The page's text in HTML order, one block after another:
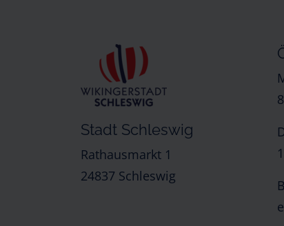
Stadt Schleswig
Rathausmarkt 1
24837 Schleswig